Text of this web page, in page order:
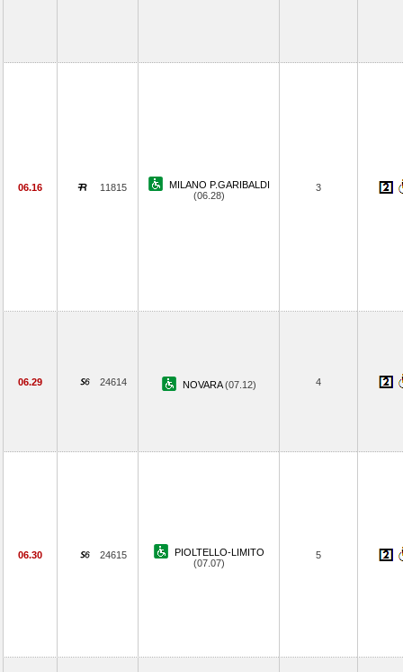
06.16 11815
MILANO P.GARIBALDI
(06.28)
3
06.29 24614 NOVARA(07.12) 4
06.30 24615
PIOLTELLO-LIMITO
(07.07)
5